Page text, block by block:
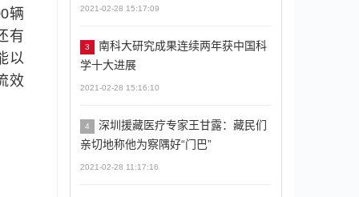
辆
有
以
效
2021-02-28 15:17:09
3
南科大研究成果连续两年获中国科
学十大进展
2021-02-28 15:16:10
4
深圳援藏医疗专家王甘露：藏民们
亲切地称他为察隅好“门巴”
2021-02-28 11:17:16